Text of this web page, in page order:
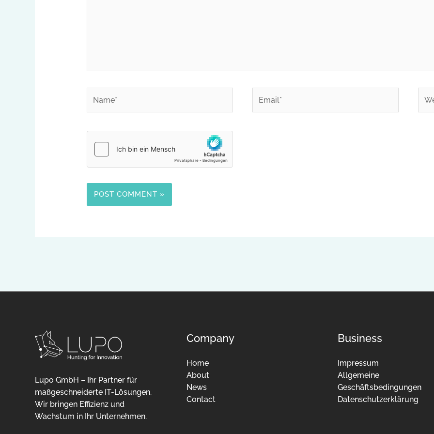
Lupo GmbH – Ihr Partner für
maßgeschneiderte IT-Lösungen.
Wir bringen Effizienz und
Wachstum in Ihr Unternehmen.
Company
Home
About
News
Contact
Business
Impressum
Allgemeine
Geschäftsbedingungen
Datenschutzerklärung